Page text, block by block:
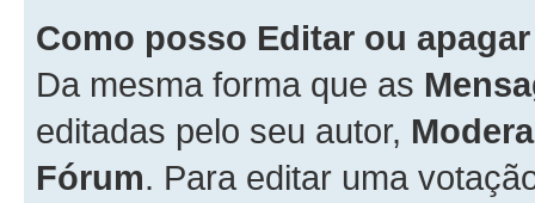
Como posso Editar ou
Da mesma forma que as
editadas pelo seu autor,
Fórum. Para editar uma